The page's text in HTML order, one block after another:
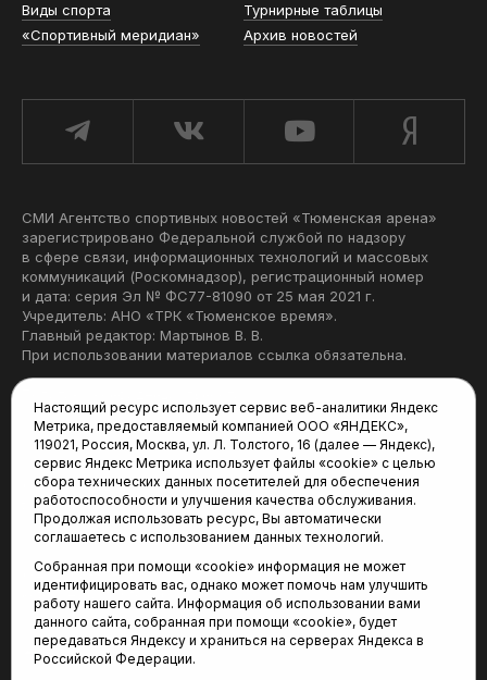
Виды спорта
Турнирные таблицы
«Спортивный меридиан»
Архив новостей
СМИ Агентство спортивных новостей «Тюменская арена»
зарегистрировано Федеральной службой по надзору
в сфере связи, информационных технологий и массовых
коммуникаций (Роскомнадзор), регистрационный номер
и дата: серия Эл № ФС77-81090 от 25 мая 2021 г.
Учредитель: АНО «ТРК «Тюменское время».
Главный редактор: Мартынов В. В.
При использовании материалов ссылка обязательна.
Редакция:
625035, Тюмень, пр. Геологоразведчиков, 28А
(3452) 68-22-28
tum-arena@mail.ru
Отдел продаж:
(3452) 68-89-78
kotovaev@sibinformburo.ru
Настоящий ресурс использует сервис веб-аналитики Яндекс
Метрика, предоставляемый компанией ООО «ЯНДЕКС»,
119021, Россия, Москва, ул. Л. Толстого, 16 (далее — Яндекс),
сервис Яндекс Метрика использует файлы «cookie» с целью
сбора технических данных посетителей для обеспечения
работоспособности и улучшения качества обслуживания.
Продолжая использовать ресурс, Вы автоматически
соглашаетесь с использованием данных технологий.
Собранная при помощи «cookie» информация не может
идентифицировать вас, однако может помочь нам улучшить
работу нашего сайта. Информация об использовании вами
данного сайта, собранная при помощи «cookie», будет
передаваться Яндексу и храниться на серверах Яндекса в
Российской Федерации.